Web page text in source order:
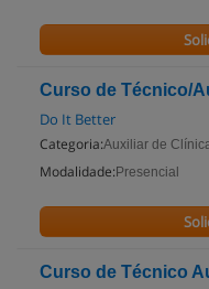
Curso de Técnico/
Do It Better
Categoria:Auxiliar de
Modalidade: Presencial
Curso de Técnico